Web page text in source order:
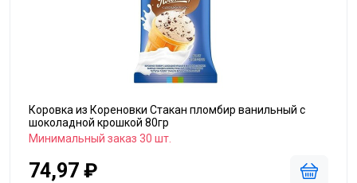
Коровка из Кореновки Стакан пломбир ванильный с
шоколадной крошкой 80гр
Минимальный заказ 30 шт.
74,97 ₽